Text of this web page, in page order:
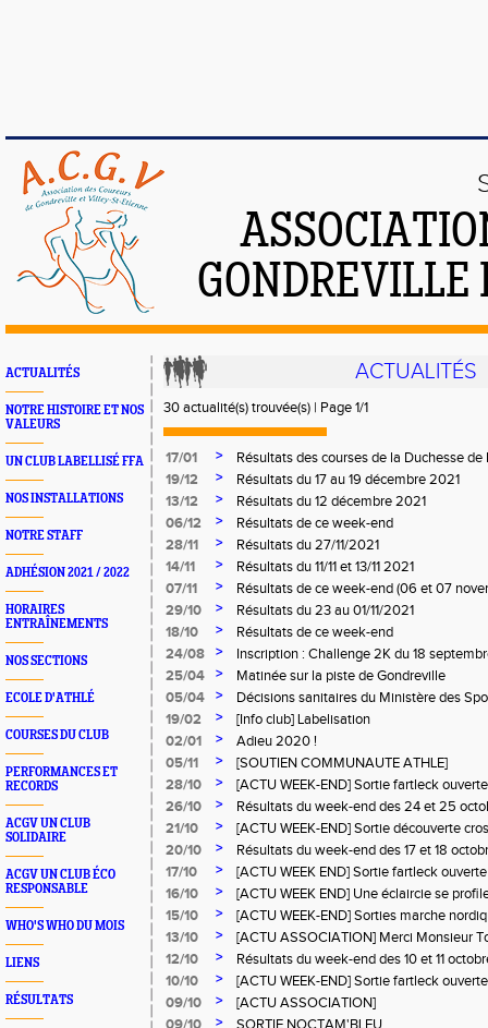
ACTUALITÉS
NOTRE HISTOIRE ET NOS
VALEURS
UN CLUB LABELLISÉ FFA
NOS INSTALLATIONS
NOTRE STAFF
ADHÉSION 2021 / 2022
HORAIRES
ENTRAÎNEMENTS
NOS SECTIONS
ECOLE D'ATHLÉ
COURSES DU CLUB
PERFORMANCES ET
RECORDS
ACGV UN CLUB
SOLIDAIRE
ACGV UN CLUB ÉCO
RESPONSABLE
WHO'S WHO DU MOIS
LIENS
RÉSULTATS
ACTUALITÉS
30 actualité(s) trouvée(s) | Page 1/1
17/01 >
Résultats des courses de la Duchesse
19/12
>
Résultats du 17 au 19 décembre 2021
13/12
>
Résultats du 12 décembre 2021
06/12
>
Résultats de ce week-end
28/11
>
Résultats du 27/11/2021
14/11
>
Résultats du 11/11 et 13/11 2021
07/11
>
Résultats de ce week-end (06 et 07
29/10
>
Résultats du 23 au 01/11/2021
18/10
>
Résultats de ce week-end
24/08
>
Inscription : Challenge 2K du 18
25/04
>
Matinée sur la piste de Gondreville
05/04
>
Décisions sanitaires du Ministère des
19/02
>
[Info club] Labelisation
02/01
>
Adieu 2020 !
05/11
>
[SOUTIEN COMMUNAUTE ATHLE]
28/10
>
[ACTU WEEK-END] Sortie fartleck
runners.
26/10 >
Résultats du week-end des 24 et 25
21/10
>
[ACTU WEEK-END] Sortie découverte
et tous runners.
20/10 >
Résultats du week-end des 17 et 18
17/10
>
[ACTU WEEK END] Sortie fartleck
runners.
16/10 >
[ACTU WEEK END] Une éclaircie se
moment de pédaler à l'unisson... Osez le
15/10 >
[ACTU WEEK-END] Sorties marche
13/10
>
[ACTU ASSOCIATION] Merci Monsieur
12/10
>
Résultats du week-end des 10 et 11
10/10
>
[ACTU WEEK-END] Sortie fartleck
runners.
09/10 >
[ACTU ASSOCIATION]
>